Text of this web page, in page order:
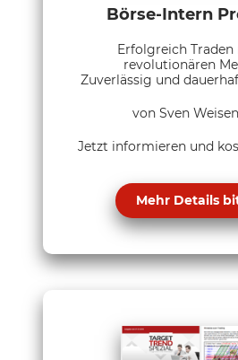
Börse-Intern
Erfolgreich
revolutionären
Zuverlässig und
von Sven
Jetzt informieren und
Mehr Details